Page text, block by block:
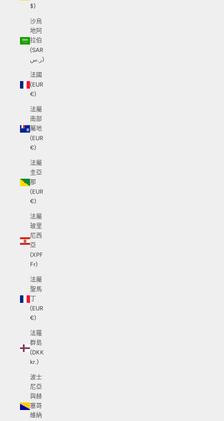
$)
沙烏
地阿
拉伯
(SAR
ر.س)
法國
(EUR
€)
法屬
南部
屬地
(EUR
€)
法屬
圭亞
那
(EUR
€)
法屬
玻里
尼西
亞
(XPF
Fr)
法屬
聖馬
(EUR
€)
法羅
群島
(DKK
kr.)
波士
尼亞
與赫
塞哥
維納